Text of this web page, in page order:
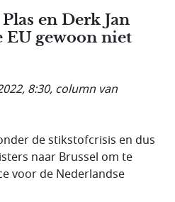
en Derk Jan
gewoon niet
8:30, column van
de stikstofcrisis en dus
naar Brussel om te
voor de Nederlandse